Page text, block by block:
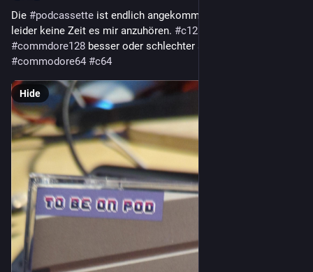
Die #podcassette ist endlich angekommen. Und ich habe
leider keine Zeit es mir anzuhören. #c128
#commdore128
#commodore64 #c64
Hide